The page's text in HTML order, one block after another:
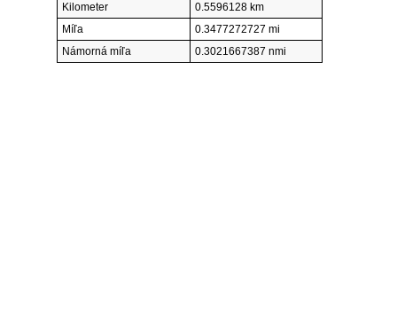
Kilometer
0.5596128 km
Míľa
0.3477272727 mi
Námorná míľa
0.3021667387 nmi